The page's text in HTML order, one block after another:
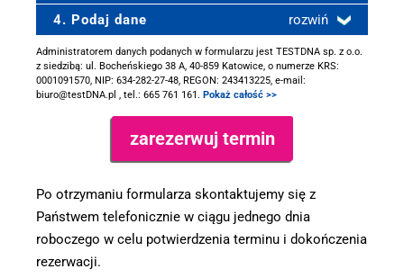
4. Podaj dane
rozwiń
Administratorem danych podanych w formularzu jest TESTDNA sp. z o.o.
z siedzibą: ul. Bocheńskiego 38 A, 40-859 Katowice, o numerze KRS:
0001091570, NIP: 634-282-27-48, REGON: 243413225, e-mail:
biuro@testDNA.pl , tel.: 665 761 161. Pokaż całość >>
Po otrzymaniu formularza skontaktujemy się z
Państwem telefonicznie w ciągu jednego dnia
roboczego w celu potwierdzenia terminu i dokończenia
rezerwacji.